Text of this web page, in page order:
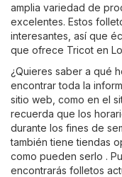
amplia variedad de
excelentes. Estos
interesantes, así que
que ofrece Tricot en
¿Quieres saber a qué
encontrar toda la
sitio web, como en el
recuerda que los
durante los fines de
también tiene tiendas
como pueden serlo .
encontrarás folletos